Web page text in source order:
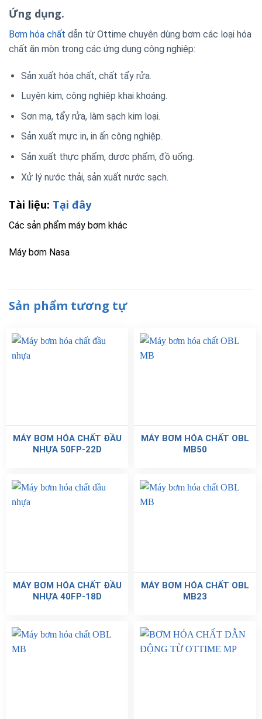
Ứng dụng.
Bơm hóa chất dẫn từ Ottime chuyên dùng bơm các loại hóa
chất ăn mòn trong các ứng dụng công nghiệp:
Sản xuất hóa chất, chất tẩy rửa.
Luyện kim, công nghiệp khai khoáng.
Sơn mạ, tẩy rửa, làm sạch kim loại.
Sản xuất mực in, in ấn công nghiệp.
Sản xuất thực phẩm, dược phẩm, đồ uống.
Xử lý nước thải, sản xuất nước sạch.
Tài liệu: Tại đây
Các sản phẩm máy bơm khác
Máy bơm Nasa
Sản phẩm tương tự
MÁY BƠM HÓA CHẤT ĐẦU
NHỰA 50FP-22D
MÁY BƠM HÓA CHẤT OBL
MB50
MÁY BƠM HÓA CHẤT ĐẦU
NHỰA 40FP-18D
MÁY BƠM HÓA CHẤT OBL
MB23